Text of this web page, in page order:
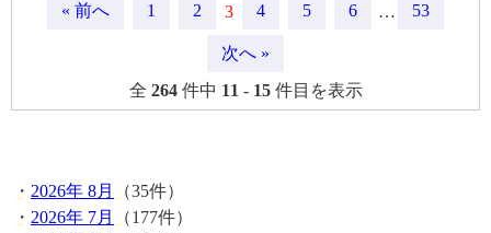
« 前へ 1 2 3 4 5 6 … 53
次へ »
全 264件中 11 - 15件目を表示
・ 2026年 8月
（35件）
・ 2026年 7月
（177件）